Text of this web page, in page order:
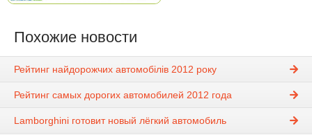
Похожие новости
Рейтинг найдорожчих автомобілів 2012 року
Рейтинг самых дорогих автомобилей 2012 года
Lamborghini готовит новый лёгкий автомобиль